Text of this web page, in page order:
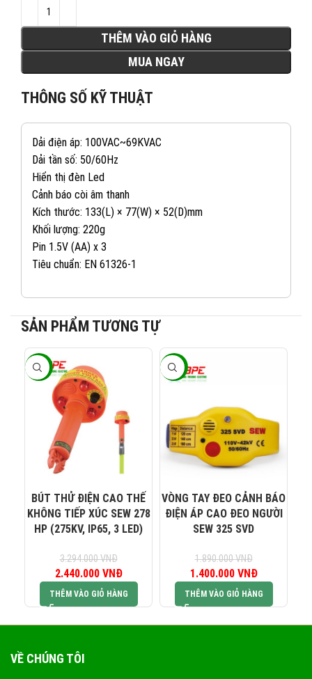
THÊM VÀO GIỎ HÀNG
MUA NGAY
THÔNG SỐ KỸ THUẬT
Dải điện áp: 100VAC~69KVAC
Dải tần số: 50/60Hz
Hiển thị đèn Led
Cảnh báo còi âm thanh
Kích thước: 133(L) × 77(W) × 52(D)mm
Khối lượng: 220g
Pin 1.5V (AA) x 3
Tiêu chuẩn: EN 61326-1
SẢN PHẨM TƯƠNG TỰ
-26%
BÚT THỬ ĐIỆN CAO THẾ
KHÔNG TIẾP XÚC SEW 278
HP (275KV, IP65, 3 LED)
3.294.000VNĐ
Giá gốc là:
3.294.000 VNĐ.
2.440.000 VNĐ
2.440.000 VNĐ.
THÊM VÀO GIỎ HÀNG
-26%
VÒNG TAY ĐEO CẢNH BÁO
ĐIỆN ÁP CAO ĐEO NGƯỜI
SEW 325 SVD
1.890.000VNĐ
Giá gốc là:
1.890.000 VNĐ.
1.400.000 VNĐ
1.400.000
THÊM VÀO GIỎ HÀNG
VỀ CHÚNG TÔI
KINH DOANH 1: 082 234 2688
0965 101 613
KINH DOANH 3: 0824 927 568
KINH DOANH 4: 0823 944 186